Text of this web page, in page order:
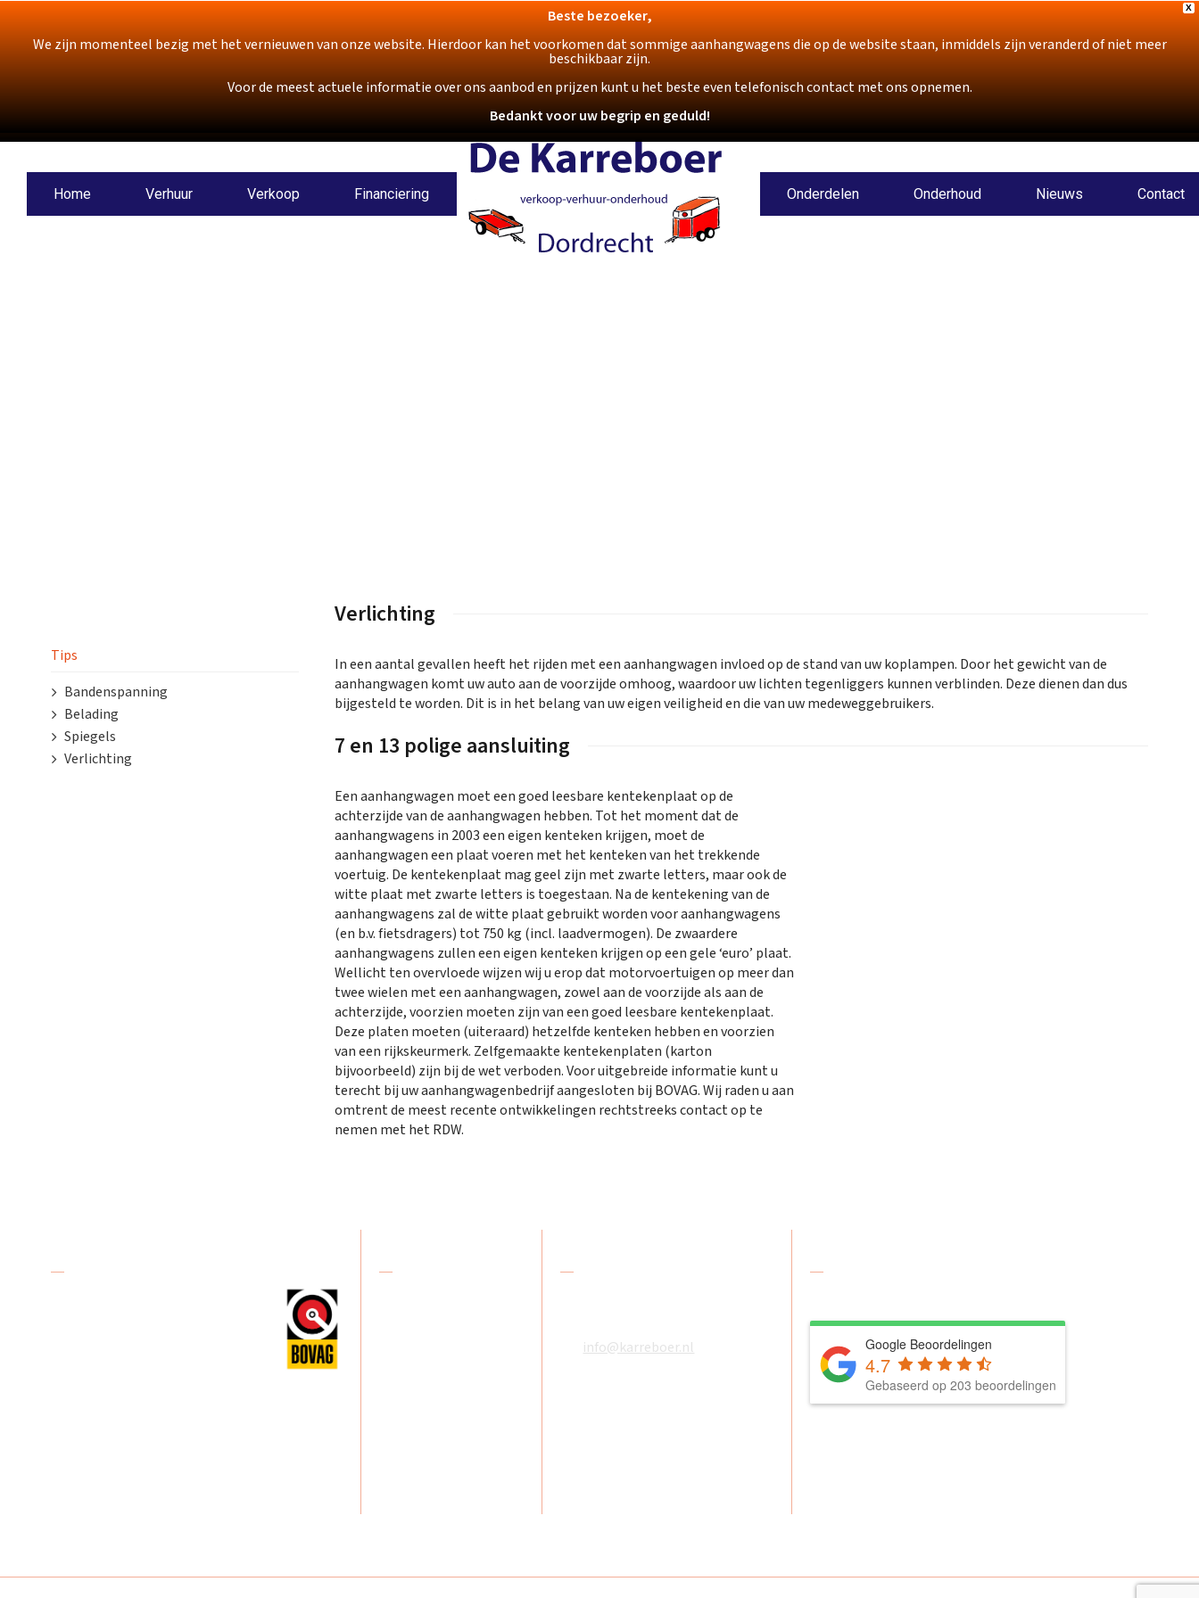
X
Beste bezoeker,
We zijn momenteel bezig met het vernieuwen van onze website. Hierdoor kan het voorkomen dat sommige aanhangwagens die op de website staan, inmiddels zijn veranderd of niet meer
beschikbaar zijn.
Voor de meest actuele informatie over ons aanbod en prijzen kunt u het beste even telefonisch contact met ons opnemen.
Bedankt voor uw begrip en geduld!
Home Verhuur Verkoop Financiering Onderdelen Onderhoud Nieuws Contact
Tips
Bandenspanning
Belading
Spiegels
Verlichting
Verlichting
In een aantal gevallen heeft het rijden met een aanhangwagen invloed op de stand van uw koplampen. Door het gewicht van de
aanhangwagen komt uw auto aan de voorzijde omhoog, waardoor uw lichten tegenliggers kunnen verblinden. Deze dienen dan dus
bijgesteld te worden. Dit is in het belang van uw eigen veiligheid en die van uw medeweggebruikers.
7 en 13 polige aansluiting
Een aanhangwagen moet een goed leesbare kentekenplaat op de
achterzijde van de aanhangwagen hebben. Tot het moment dat de
aanhangwagens in 2003 een eigen kenteken krijgen, moet de
aanhangwagen een plaat voeren met het kenteken van het trekkende
voertuig. De kentekenplaat mag geel zijn met zwarte letters, maar ook de
witte plaat met zwarte letters is toegestaan. Na de kentekening van de
aanhangwagens zal de witte plaat gebruikt worden voor aanhangwagens
(en b.v. fietsdragers) tot 750 kg (incl. laadvermogen). De zwaardere
aanhangwagens zullen een eigen kenteken krijgen op een gele ‘euro’ plaat.
Wellicht ten overvloede wijzen wij u erop dat motorvoertuigen op meer dan
twee wielen met een aanhangwagen, zowel aan de voorzijde als aan de
achterzijde, voorzien moeten zijn van een goed leesbare kentekenplaat.
Deze platen moeten (uiteraard) hetzelfde kenteken hebben en voorzien
van een rijkskeurmerk. Zelfgemaakte kentekenplaten (karton
bijvoorbeeld) zijn bij de wet verboden. Voor uitgebreide informatie kunt u
terecht bij uw aanhangwagenbedrijf aangesloten bij BOVAG. Wij raden u aan
omtrent de meest recente ontwikkelingen rechtstreeks contact op te
nemen met het RDW.
info@karreboer.nl
Google Beoordelingen
4.7
Gebaseerd op 203 beoordelingen